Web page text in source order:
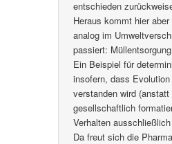
entschieden
Heraus kommt hier
analog im
passiert:
Ein Beispiel für
insofern, dass
verstanden wird
gesellschaftlich
Verhalten
Da freut sich die